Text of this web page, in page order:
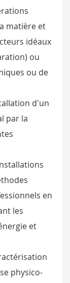
matière et
idéaux
ou
ou de
d'un
par la
en
les
et
physico-